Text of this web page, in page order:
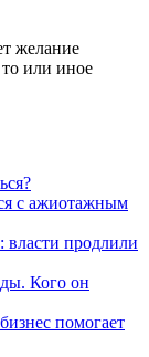
желание
то или иное
с ажиотажным
власти продлили
Кого он
помогает